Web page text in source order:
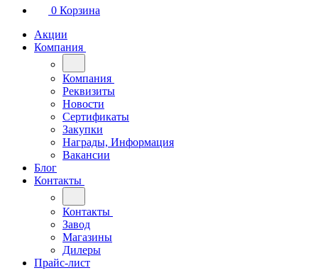
0 Корзина
Акции
Компания
Компания
Реквизиты
Новости
Сертификаты
Закупки
Награды, Информация
Вакансии
Блог
Контакты
Контакты
Завод
Магазины
Дилеры
Прайс-лист